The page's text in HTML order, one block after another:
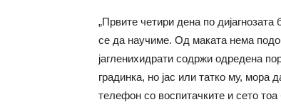
„Првите четири дена по
се да научиме. Од маката нема
јагленихидрати содржи одредена
градинка, но јас или татко му, мора
телефон со воспитачките и сето